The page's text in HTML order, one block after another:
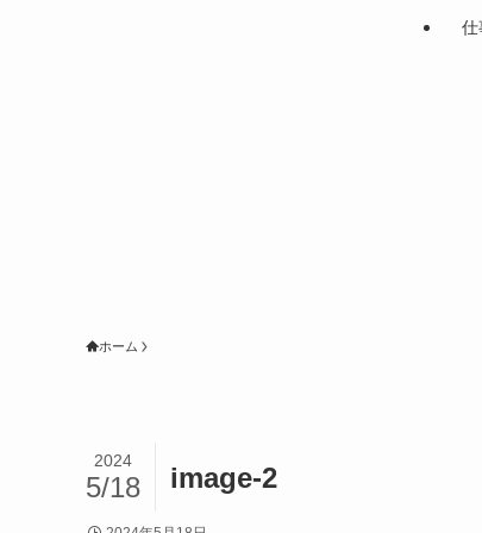
仕
ホーム
image-2
2024
5/18